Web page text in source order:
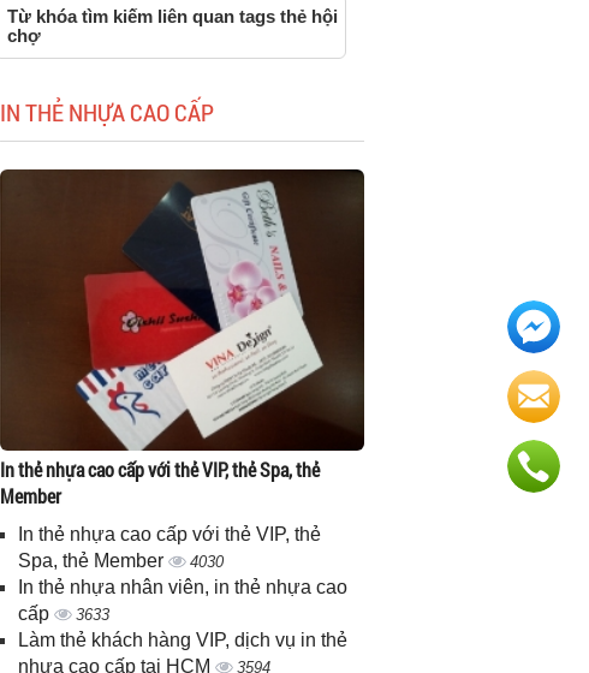
Từ khóa tìm kiếm liên quan tags thẻ hội
chợ
IN THẺ NHỰA CAO CẤP
In thẻ nhựa cao cấp với thẻ VIP, thẻ Spa, thẻ
Member
In thẻ nhựa cao cấp với thẻ VIP, thẻ
Spa, thẻ Member
4030
In thẻ nhựa nhân viên, in thẻ nhựa cao
cấp
3633
Làm thẻ khách hàng VIP, dịch vụ in thẻ
nhựa cao cấp tại HCM
3594